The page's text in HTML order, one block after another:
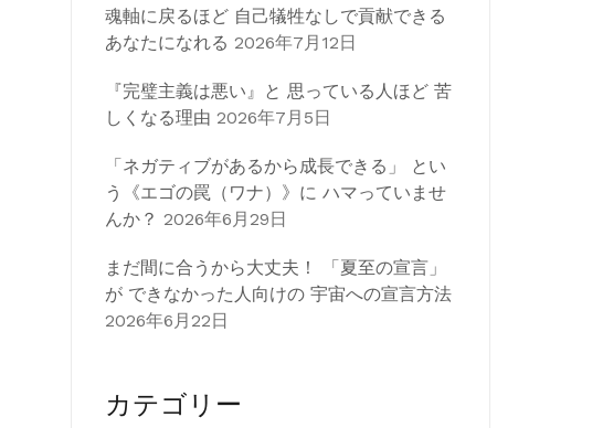
魂軸に戻るほど 自己犠牲なしで貢献できる
あなたになれる 2026年7月12日
『完璧主義は悪い』と 思っている人ほど 苦
しくなる理由 2026年7月5日
「ネガティブがあるから成長できる」 とい
う《エゴの罠（ワナ）》に ハマっていませ
んか？ 2026年6月29日
まだ間に合うから大丈夫！ 「夏至の宣言」
が できなかった人向けの 宇宙への宣言方法
2026年6月22日
カテゴリー